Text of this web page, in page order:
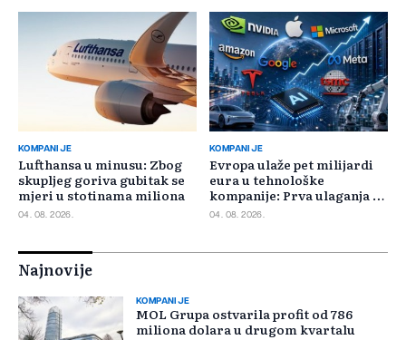
KOMPANIJE
Lufthansa u minusu: Zbog
skupljeg goriva gubitak se
mjeri u stotinama miliona
04. 08. 2026.
KOMPANIJE
Evropa ulaže pet milijardi
eura u tehnološke
kompanije: Prva ulaganja na
jesen
04. 08. 2026.
Najnovije
KOMPANIJE
MOL Grupa ostvarila profit od 786
miliona dolara u drugom kvartalu